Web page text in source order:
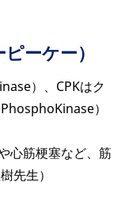
ーケー）
）、CPKはク
）
心筋梗塞など、筋
先生）